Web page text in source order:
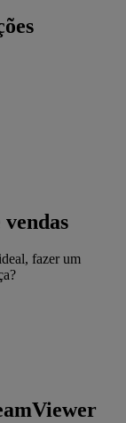
vendas
fazer um